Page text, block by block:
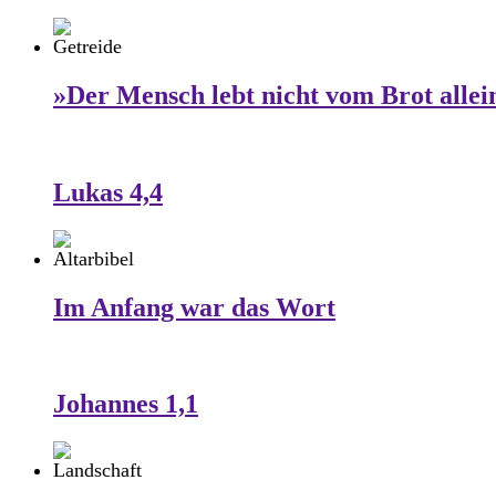
»Der Mensch lebt nicht vom Brot
Lukas 4,4
Im Anfang war das Wort
Johannes 1,1